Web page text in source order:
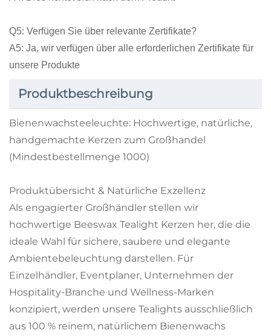
Q5: Verfügen Sie über relevante Zertifikate?
A5: Ja, wir verfügen über alle erforderlichen Zertifikate für
unsere Produkte
Produktbeschreibung
Bienenwachsteeleuchte: Hochwertige, natürliche,
handgemachte Kerzen zum Großhandel
(Mindestbestellmenge 1000)
Produktübersicht & Natürliche Exzellenz
Als engagierter Großhändler stellen wir
hochwertige Beeswax Tealight Kerzen her, die die
ideale Wahl für sichere, saubere und elegante
Ambientebeleuchtung darstellen. Für
Einzelhändler, Eventplaner, Unternehmen der
Hospitality-Branche und Wellness-Marken
konzipiert, werden unsere Tealights ausschließlich
aus 100 % reinem, natürlichem Bienenwachs